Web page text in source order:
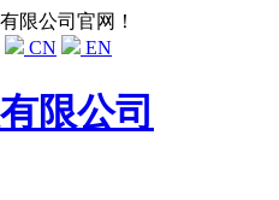
限公司官网！
CN EN